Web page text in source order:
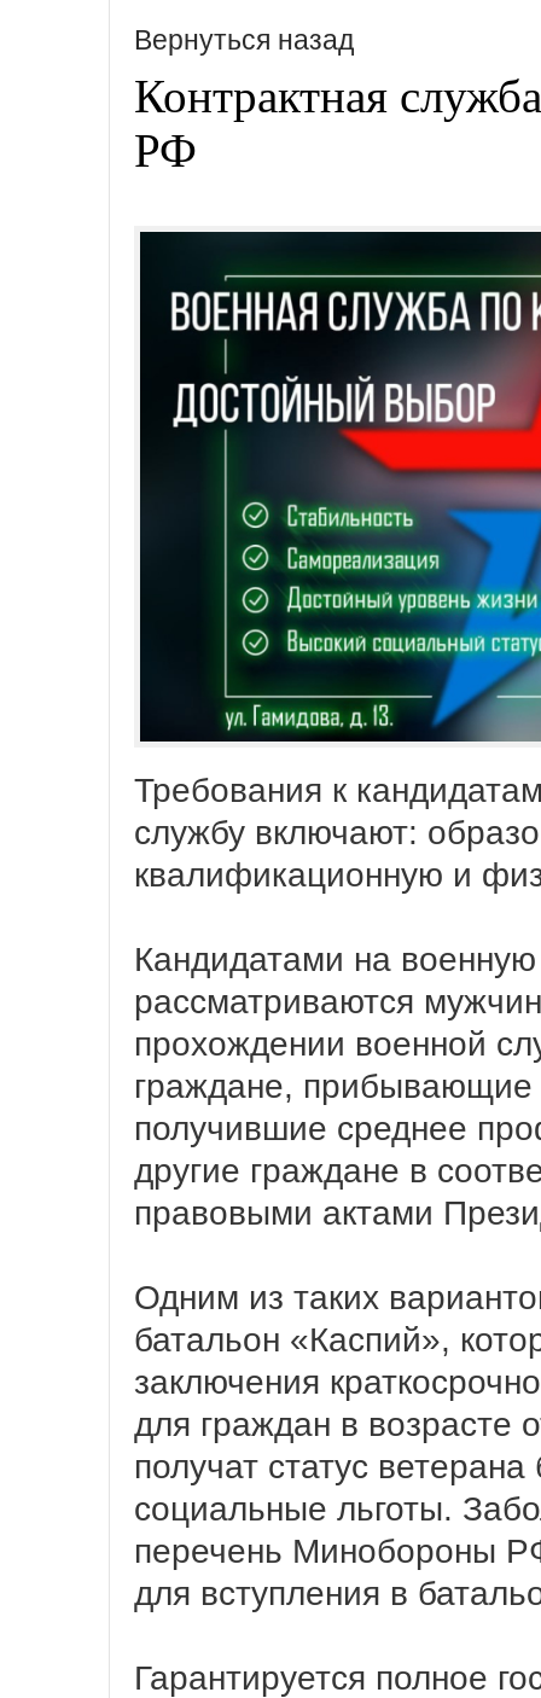
Вернуться назад
Контрактная
РФ
Требования к
службу включают:
квалификационную и
Кандидатами на военную
рассматриваются
прохождении военной
граждане,
получившие среднее
другие граждане в
правовыми актами
Одним из таких
батальон «Каспий»,
заключения
для граждан в возрасте
получат статус
социальные льготы.
перечень Минобороны
для вступления в
Гарантируется полное